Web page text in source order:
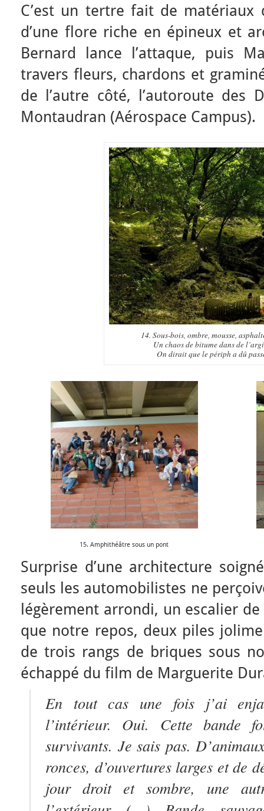
C’est un tertre fait de matériaux
d’une flore riche en épineux et
Bernard lance l’attaque, puis
travers fleurs, chardons et
de l’autre côté, l’autoroute des
Montaudran (Aérospace Campus).
14. Sous-bois, ombre, mousse,
Un chaos de bitume dans de
On dirait que le périph a dû
15. Amphithéâtre sous un pont
Surprise d’une architecture
seuls les automobilistes ne
légèrement arrondi, un escalier
que notre repos, deux piles
de trois rangs de briques sous
échappé du film de Marguerite
En tout cas une fois j’ai
l’intérieur. Oui. Cette bande
survivants. Je sais pas.
ronces, d’ouvertures larges et de
jour droit et sombre, une